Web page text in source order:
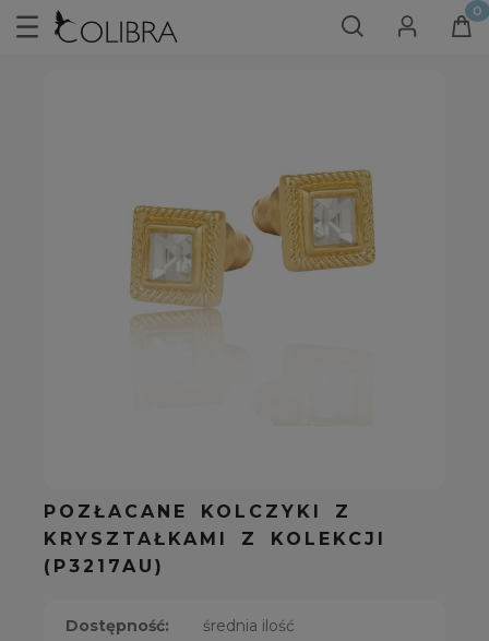
POZŁACANE KOLCZYKI Z
KRYSZTAŁKAMI Z KOLEKCJI
(P3217AU)
Dostępność:
średnia ilość